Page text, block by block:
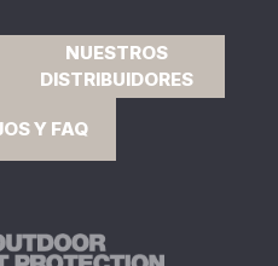
NUESTROS
DISTRIBUIDORES
Y FAQ